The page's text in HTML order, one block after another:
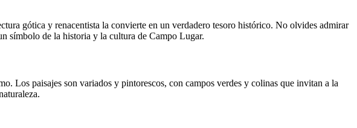
gótica y renacentista la convierte en un verdadero tesoro histórico. No olvides admirar
símbolo de la historia y la cultura de Campo Lugar.
Los paisajes son variados y pintorescos, con campos verdes y colinas que invitan a la